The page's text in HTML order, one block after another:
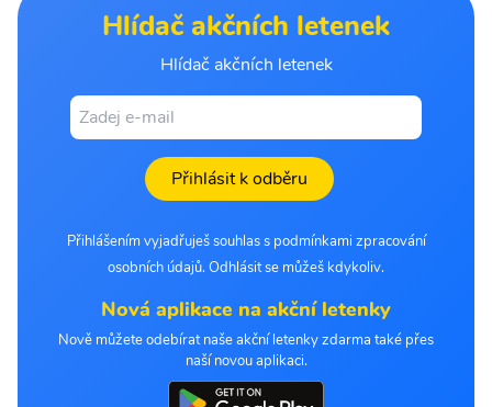
Hlídač akčních letenek
Hlídač akčních letenek
Přihlásit k odběru
Přihlášením vyjadřuješ souhlas s podmínkami zpracování
osobních údajů. Odhlásit se můžeš kdykoliv.
Nová aplikace na akční letenky
Nově můžete odebírat naše akční letenky zdarma také přes
naší novou aplikaci.